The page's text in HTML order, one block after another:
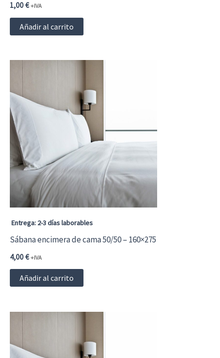
1,00€ +IVA
Añadir al carrito
Entrega: 2-3 días laborables
Sábana encimera de cama 50/50 – 160×275
4,00€ +IVA
Añadir al carrito